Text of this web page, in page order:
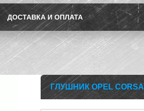
ДОСТАВКА И ОПЛАТА
ГЛУШНИК OPEL CORSA